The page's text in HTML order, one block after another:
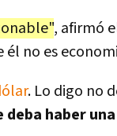
, afirmó
no es
. Lo digo no
haber